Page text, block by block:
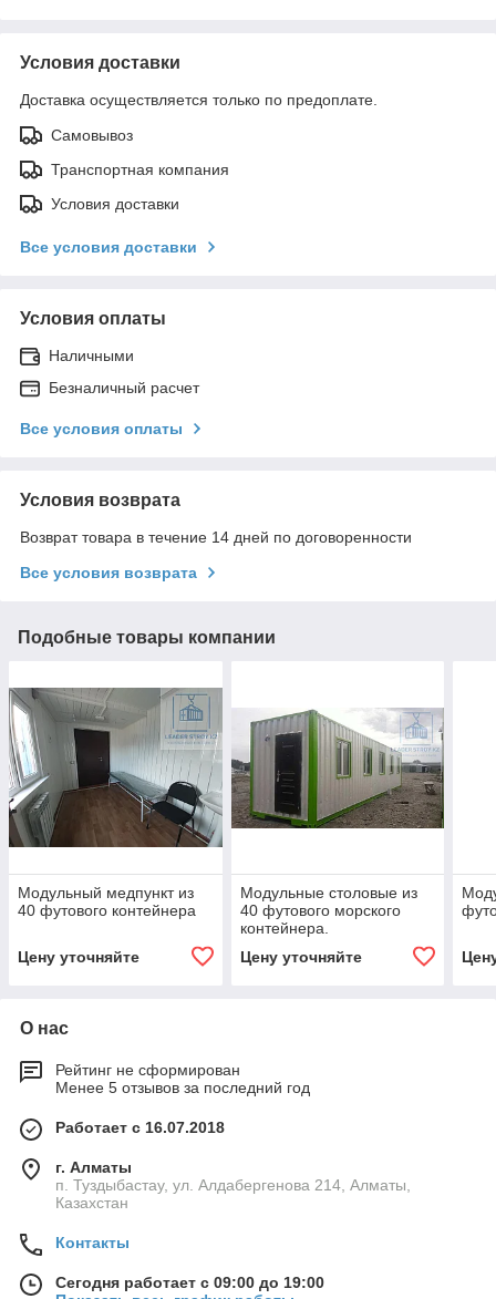
Условия доставки
Доставка осуществляется только по предоплате.
Самовывоз
Транспортная компания
Условия доставки
Все условия доставки
Условия оплаты
Наличными
Безналичный расчет
Все условия оплаты
Условия возврата
Возврат товара в течение 14 дней по договоренности
Все условия возврата
Подобные товары компании
Модульный медпункт из
40 футового контейнера
Цену уточняйте
Модульные столовые из
40 футового морского
контейнера.
Цену уточняйте
О нас
Рейтинг не сформирован
Менее 5 отзывов за последний год
Работает с 16.07.2018
г. Алматы
п. Туздыбастау, ул. Алдабергенова 214, Алматы,
Казахстан
Контакты
Сегодня работает с 09:00 до 19:00